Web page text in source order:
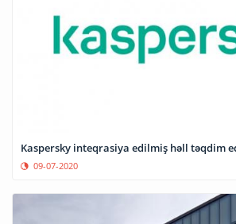
Kaspersky inteqrasiya edilmiş həll təqdim
09-07-2020